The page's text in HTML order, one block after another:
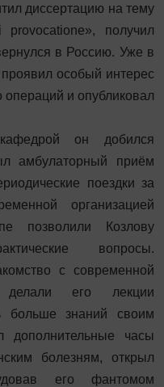
диссертацию на тему
получил
в Россию. Уже в
особый интерес
операций и опубликовал
он добился
амбулаторный приём
поездки за
организацией
позволили Козлову
вопросы.
с современной
делали его лекции
больше знаний своим
дополнительные часы
болезням, открыл
его фантомом